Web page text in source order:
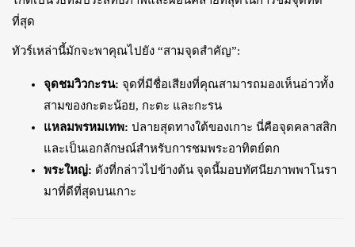
ที่สุด
ทัวร์เหล่านี้มักจะพาคุณไปยัง “สามจุดสำคัญ”:
จุดชมวิวกะรน: จุดที่มีชื่อเสียงที่คุณสามารถมองเห็นอ่าวทั้ง
สามของกะตะน้อย, กะตะ และกะรน
แหลมพรหมเทพ: ปลายสุดทางใต้ของเกาะ นี่คือจุดคลาสสิก
และเป็นเอกลักษณ์สำหรับการชมพระอาทิตย์ตก
พระใหญ่: ดังที่กล่าวไปข้างต้น จุดนี้มอบทัศนียภาพพาโนรา
มาที่ดีที่สุดบนเกาะ